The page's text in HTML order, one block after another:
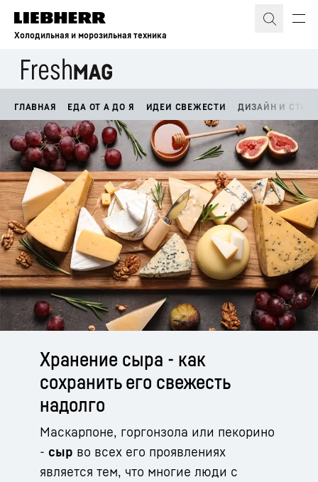
Холодильная и морозильная техника
ГЛАВНАЯ ЕДА ОТ А ДО Я ИДЕИ СВЕЖЕСТИ ДИЗАЙН И
Хранение сыра - как
сохранить его свежесть
надолго
Маскарпоне, горгонзола или пекорино
- сыр во всех его проявлениях
является тем, что многие люди с